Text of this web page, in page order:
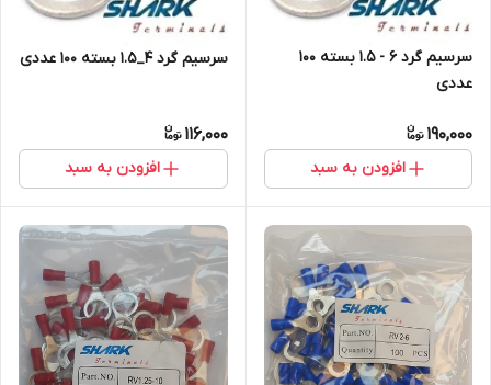
سرسیم گرد 6 - 1.5 بسته 100
عددی
190,000
افزودن به سبد
سرسیم گرد 4_1.5 بسته 100 عددی
116,000
افزودن به سبد